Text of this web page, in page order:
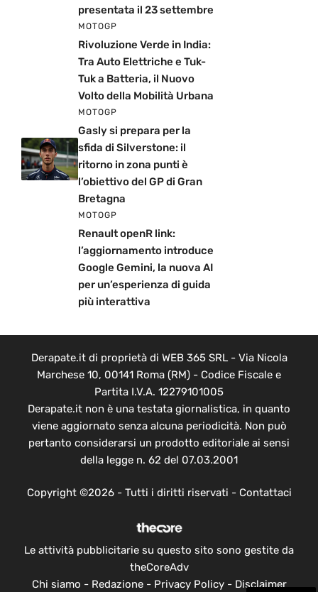
presentata il 23 settembre
MOTOGP
Rivoluzione Verde in India:
Tra Auto Elettriche e Tuk-
Tuk a Batteria, il Nuovo
Volto della Mobilità Urbana
MOTOGP
Gasly si prepara per la
sfida di Silverstone: il
ritorno in zona punti è
l’obiettivo del GP di Gran
Bretagna
MOTOGP
Renault openR link:
l’aggiornamento introduce
Google Gemini, la nuova AI
per un’esperienza di guida
più interattiva
Derapate.it di proprietà di WEB 365 SRL - Via Nicola
Marchese 10, 00141 Roma (RM) - Codice Fiscale e
Partita I.V.A. 12279101005
Derapate.it non è una testata giornalistica, in quanto
viene aggiornato senza alcuna periodicità. Non può
pertanto considerarsi un prodotto editoriale ai sensi
della legge n. 62 del 07.03.2001
Copyright ©2026 - Tutti i diritti riservati - Contattaci
Le attività pubblicitarie su questo sito sono gestite da
theCoreAdv
Chi siamo - Redazione- Privacy Policy- Disclaimer